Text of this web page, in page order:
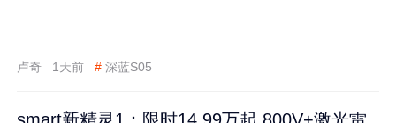
卢奇 1天前 # 深蓝S05